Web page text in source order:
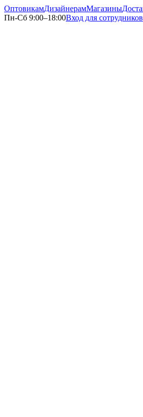
ОптовикамДизайнерамМагазины
Пн-Сб 9:00–18:00Вход для сотрудников